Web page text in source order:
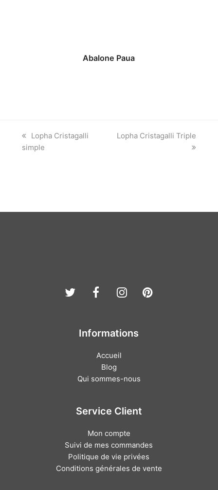
Abalone Paua
previous
post:
Lopha Cristagalli
simple
next
Lopha Cristagalli Triple
TwitterFacebook
Instagram
Pinterest
Informations
Accueil
Blog
Qui sommes-nous
Service Client
Mon compte
Suivi de mes commandes
Politique de vie privées
Conditions générales de vente